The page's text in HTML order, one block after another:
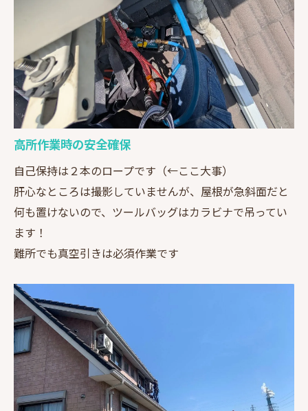
高所作業時の安全確保
自己保持は２本のロープです（←ここ大事）
肝心なところは撮影していませんが、屋根が急斜面だと
何も置けないので、ツールバッグはカラビナで吊ってい
ます！
難所でも真空引きは必須作業です